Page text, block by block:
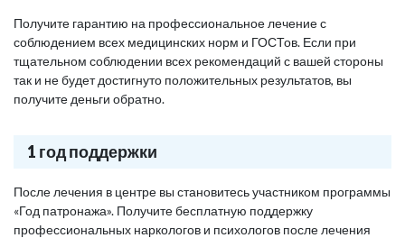
Получите гарантию на профессиональное лечение с
соблюдением всех медицинских норм и ГОСТов. Если при
тщательном соблюдении всех рекомендаций с вашей стороны
так и не будет достигнуто положительных результатов, вы
получите деньги обратно.
1 год поддержки
После лечения в центре вы становитесь участником программы
«Год патронажа». Получите бесплатную поддержку
профессиональных наркологов и психологов после лечения